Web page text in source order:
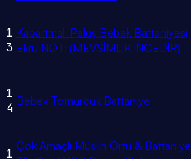
1
3
Kabartmalı Peluş Bebek Battaniyesi
Ekru NOT: (MEVSİMLİK İNCEDİR)
1
4 Bebek Tomurcuk Battaniye
1
Çok Amaçlı Müslin Örtü & Battaniye